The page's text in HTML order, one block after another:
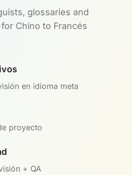
glossaries and
Chino to Francés
en idioma meta
proyecto
+ QA